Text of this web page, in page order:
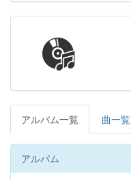
アルバム一覧 曲一覧
アルバム